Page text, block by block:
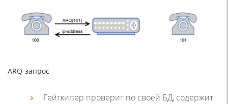
ARQ-запрос
Гейткипер проверит по своей БД, содержит